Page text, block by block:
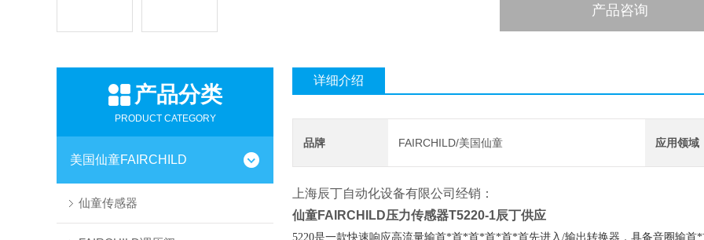
产品咨询
产品分类
PRODUCT CATEGORY
美国仙童FAIRCHILD
仙童传感器
详细介绍
品牌 FAIRCHILD/美国仙童 应用领域
上海辰丁自动化设备有限公司经销：
仙童FAIRCHILD压力传感器T5220-1辰丁供应
5220是一款快速响应高流量输首*首*首*首*首*首先进入/输出转换器，具备音圈输